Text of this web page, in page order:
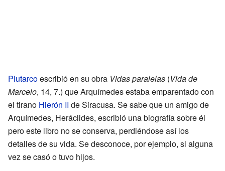
Plutarcoescribió en su obra Vidas paralelas (Vida de
Marcelo, 14, 7.) que Arquímedes estaba emparentado con
el tirano Hierón II de Siracusa. Se sabe que un amigo de
Arquímedes, Heráclides, escribió una biografía sobre él
pero este libro no se conserva, perdiéndose así los
detalles de su vida. Se desconoce, por ejemplo, si alguna
vez se casó o tuvo hijos.